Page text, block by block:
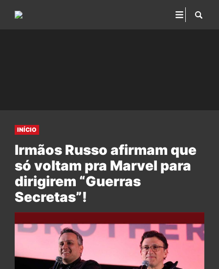
INÍCIO
Irmãos Russo afirmam que
só voltam pra Marvel para
dirigirem “Guerras
Secretas”!